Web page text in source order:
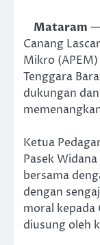
Mataram —
Canang
Mikro
Tenggara
dukungan
Ketua
Pasek
bersama
dengan
moral kepada
diusung oleh